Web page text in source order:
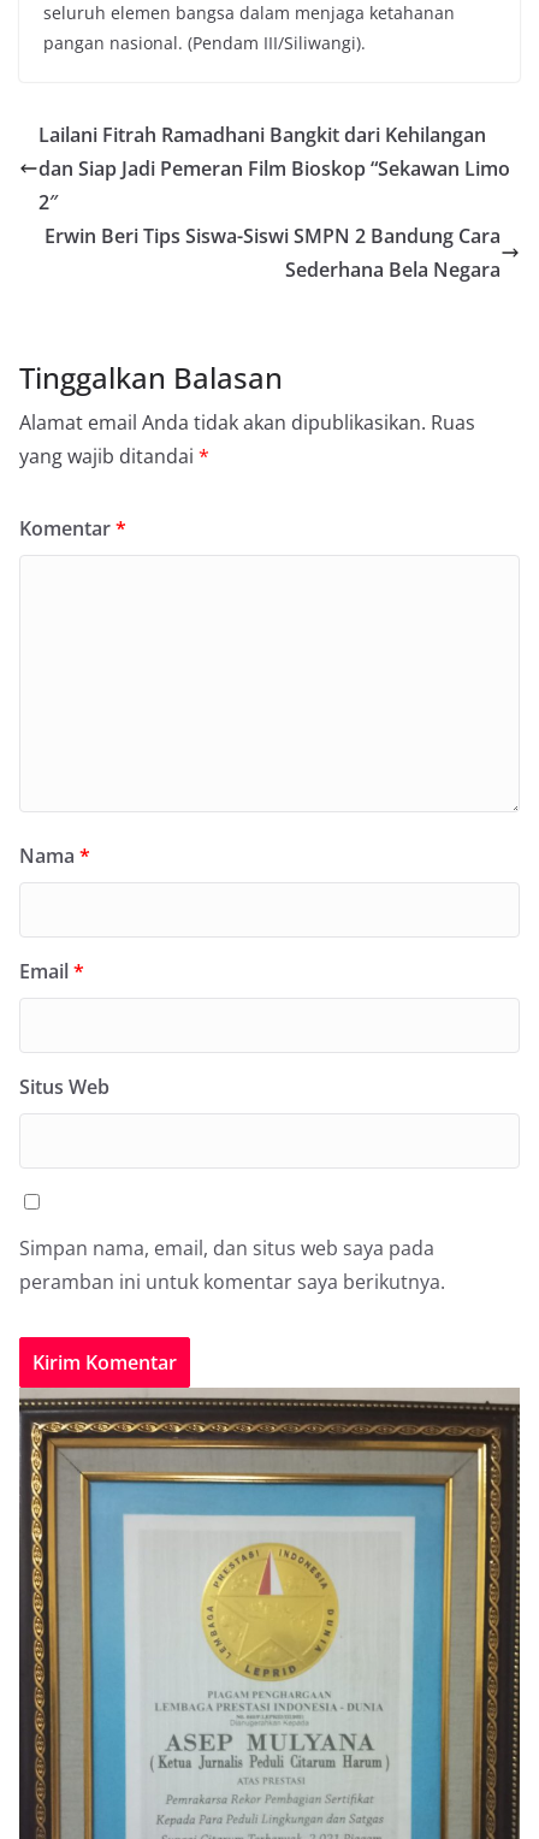
seluruh elemen bangsa dalam menjaga ketahanan
pangan nasional. (Pendam III/Siliwangi).
Lailani Fitrah Ramadhani Bangkit dari Kehilangan
dan Siap Jadi Pemeran Film Bioskop “Sekawan Limo
2″
Erwin Beri Tips Siswa-Siswi SMPN 2 Bandung Cara
Sederhana Bela Negara
Tinggalkan Balasan
Alamat email Anda tidak akan dipublikasikan. Ruas
yang wajib ditandai *
Komentar*
Nama *
Email*
Situs Web
Simpan nama, email, dan situs web saya pada
peramban ini untuk komentar saya berikutnya.